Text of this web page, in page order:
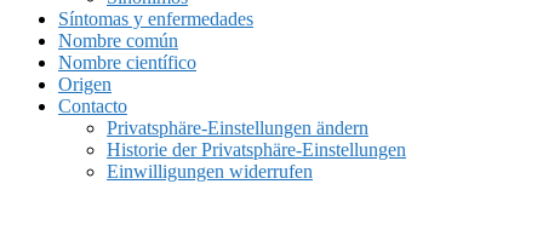
Síntomas y enfermedades
Nombre común
Nombre científico
Origen
Contacto
Privatsphäre-Einstellungen ändern
Historie der Privatsphäre-Einstellungen
Einwilligungen widerrufen